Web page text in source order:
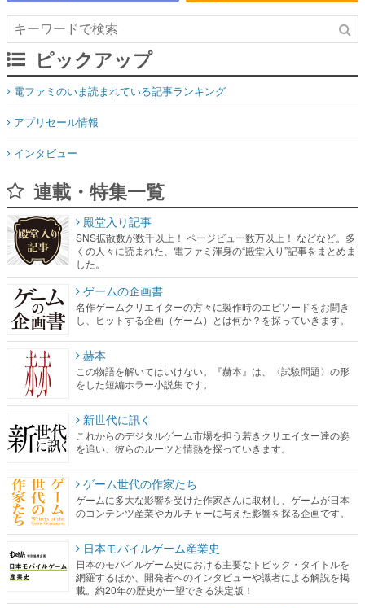
ピックアップ
電ファミのいま読まれている記事ランキング
アプリセール情報
インタビュー
連載・特集一覧
殿堂入り記事
SNS拡散数が数千以上！ ページビュー数万以上！ などなど。多
くの人々に読まれた、電ファミ渾身の“殿堂入り”記事をまとめま
した。
ゲームの企画書
名作ゲームクリエイターの方々に製作時のエピソードをお聞き
し、ヒットする企画（ゲーム）とは何か？を探っていきます。
赫本
この物語を解いてはいけない。『赫本』は、〈試験問題〉の形
をした短編ホラー小説集です。
新世代に訊く
これからのデジタルゲーム市場を担う若きクリエイター達の姿
を追い、彼らのルーツと情熱を探っていきます。
ゲーム世代の作家たち
ゲームに多大な影響を受けた作家さんに取材し、ゲームが日本
のコンテンツ産業やカルチャーに与えた影響を探る企画です。
日本モバイルゲーム産業史
日本のモバイルゲーム史における主要なトピック・タイトルを
網羅するほか、開発者へのインタビューや識者による解説を掲
載。約20年の歴史が一望できる決定版！